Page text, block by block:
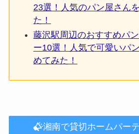
23選！人気のパン屋さん
た！
藤沢駅周辺のおすすめパ
ー10選！人気で可愛いパ
めてみた！
湘南で貸切ホームパー